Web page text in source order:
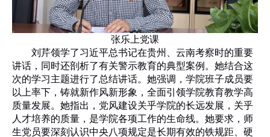
张乐上党课
刘芹领学了习近平总书记在贵州、云南考察时的重要
讲话，同时还剖析了有关警示教育的典型案例。她结合这
次的学习主题进行了总结讲话。她强调，学院班子成员要
以上率下，铸就新作风新形象，全面引领学院教育教学高
质量发展。她指出，党风建设关乎学院的长远发展，关乎
人才培养的质量，是学院各项工作的生命线。她要求，师
生党员要深刻认识中央八项规定是长期有效的铁规距、硬